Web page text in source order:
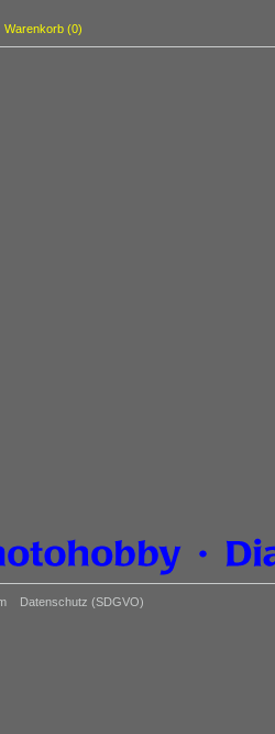
Warenkorb (0)
Datenschutz (SDGVO)